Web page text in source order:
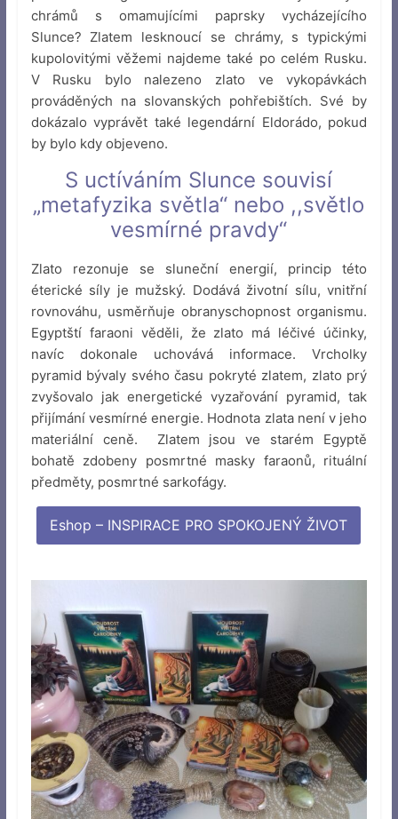
chrámů s omamujícími paprsky vycházejícího
Slunce? Zlatem lesknoucí se chrámy, s typickými
kupolovitými věžemi najdeme také po celém Rusku.
V Rusku bylo nalezeno zlato ve vykopávkách
prováděných na slovanských pohřebištích. Své by
dokázalo vyprávět také legendární Eldorádo, pokud
by bylo kdy objeveno.
S uctíváním Slunce souvisí
„metafyzika světla“ nebo ,,světlo
vesmírné pravdy“
Zlato rezonuje se sluneční energií, princip této
éterické síly je mužský. Dodává životní sílu, vnitřní
rovnováhu, usměrňuje obranyschopnost organismu.
Egyptští faraoni věděli, že zlato má léčivé účinky,
navíc dokonale uchovává informace. Vrcholky
pyramid bývaly svého času pokryté zlatem, zlato prý
zvyšovalo jak energetické vyzařování pyramid, tak
přijímání vesmírné energie. Hodnota zlata není v jeho
materiální ceně. Zlatem jsou ve starém Egyptě
bohatě zdobeny posmrtné masky faraonů, rituální
předměty, posmrtné sarkofágy.
Eshop – INSPIRACE PRO SPOKOJENÝ ŽIVOT